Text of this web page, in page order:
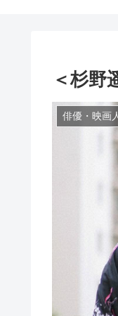
＜杉野
俳優・映画